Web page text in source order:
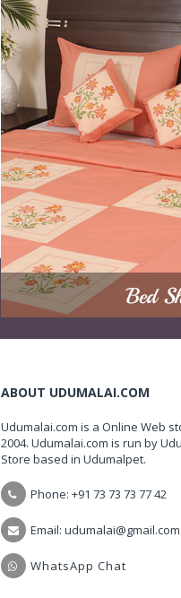
ABOUT UDUMALAI.COM
Udumalai.com is a Online Web
2004. Udumalai.com is run by
Store based in Udumalpet.
Phone: +91 73 73 73 77 42
Email: udumalai@gmail.com
WhatsApp Chat